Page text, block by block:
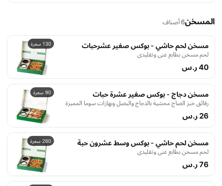
المسخن6 أصناف
130 سعرة مسخن لحم حاشي - بوكس صغير عشرحبات
لحم مسخن بطابع غني وتقليدي
40 ر.س
90 سعرة مسخن دجاج - بوكس صغير عشرة حبات
رقائق خبز الصاج محشية بالدجاج والبصل وبهارات سوما المميزة
26 ر.س
260 سعرة مسخن لحم حاشي - بوكس وسط عشرون حبة
لحم مسخن بطابع غني وتقليدي
76 ر.س